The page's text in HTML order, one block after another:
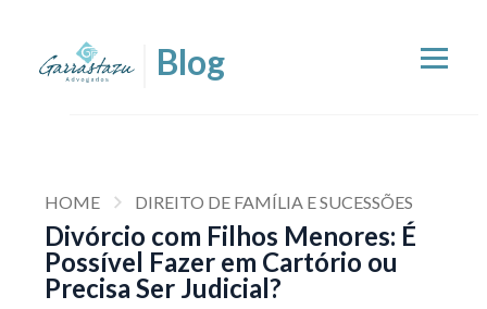
HOME DIREITO DE FAMÍLIA E SUCESSÕES
Divórcio com Filhos Menores: É
Possível Fazer em Cartório ou
Precisa Ser Judicial?